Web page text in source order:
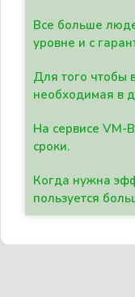
Все больше
уровне и с
Для того чтобы
необходимая в
На сервисе VM-
сроки.
Когда нужна
пользуется